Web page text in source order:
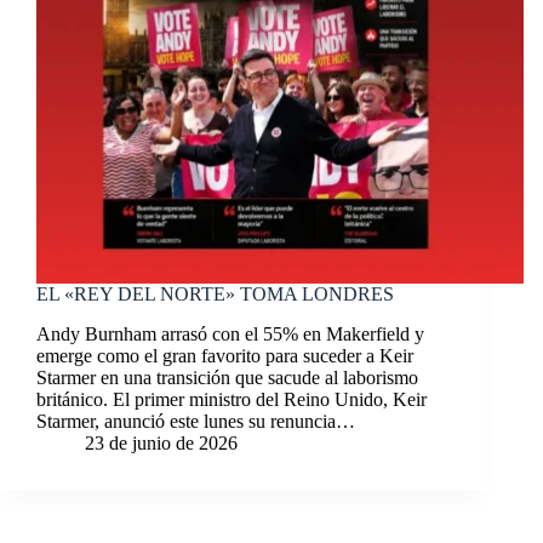
EL «REY DEL NORTE» TOMA LONDRES
Andy Burnham arrasó con el 55% en Makerfield y
emerge como el gran favorito para suceder a Keir
Starmer en una transición que sacude al laborismo
británico. El primer ministro del Reino Unido, Keir
Starmer, anunció este lunes su renuncia…
23 de junio de 2026